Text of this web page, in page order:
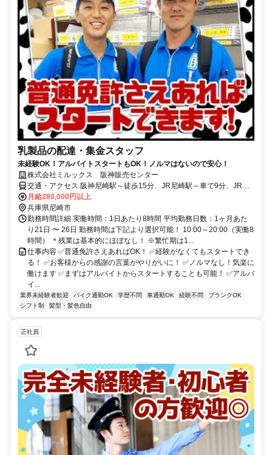
乳製品の配達・集金スタッフ
未経験OK！アルバイトスタートもOK！ノルマはないので安心！
株式会社ミルックス 阪神販売センター
交通・アクセス 阪神尼崎駅～徒歩15分、JR尼崎駅～車で9分、JR立
花駅～車で13分、阪神大物駅～車で7分
月給280,000円以上
兵庫県尼崎市
勤務時間詳細 実働時間：1日あたり8時間 平均勤務日数：1ヶ月あた
り21日 〜 26日 勤務時間は下記より選択可能！ 10:00～20:00（実働8
時間） ＊残業は基本的にほぼなし！ ※繁忙期は1...
仕事内容 ✅普通免許さえあればOK！ ✅経験がなくてもスタートでき
る！ ✅お客様からの感謝の言葉がやりがいに！ ✅ノルマなし！気楽に
働けます ✅まずはアルバイトからスタートすることも可能！ ✅アルバ
イ...
業界未経験者歓迎 バイク通勤OK 学歴不問 車通勤OK 経験不問
ブランクOK
シフト制
髪型・髪色自由
正社員